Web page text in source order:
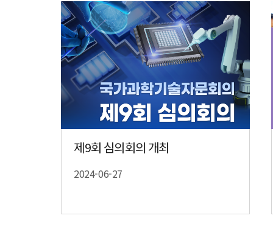
제9회 심의회의 개최
2024-06-27